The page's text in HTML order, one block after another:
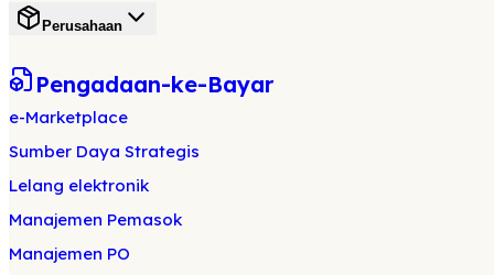
Perusahaan
Pengadaan-ke-Bayar
e-Marketplace
Sumber Daya Strategis
Lelang elektronik
Manajemen Pemasok
Manajemen PO